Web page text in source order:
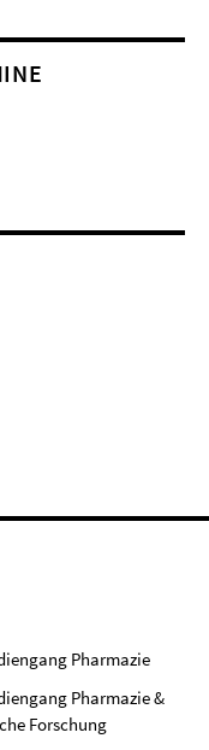
Pharmazie
Pharmazie &
Forschung